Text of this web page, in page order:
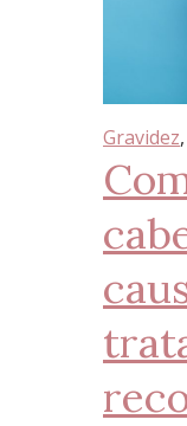
Gravidez,